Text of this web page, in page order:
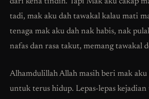
tadi, mak aku dah tawakal kalau mati
tenaga mak aku dah nak habis, nak
nafas dan rasa takut, memang tawakal
Alhamdulillah Allah masih beri mak aku
untuk terus hidup. Lepas-lepas